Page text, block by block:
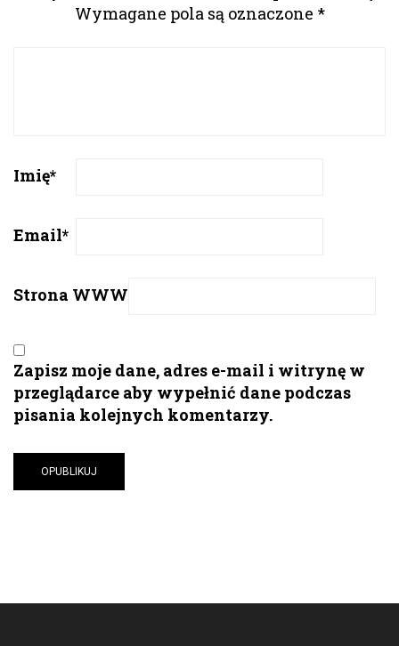
Wymagane pola są oznaczone *
Imię*
Email*
Strona WWW
Zapisz moje dane, adres e-mail i witrynę w
przeglądarce aby wypełnić dane podczas
pisania kolejnych komentarzy.